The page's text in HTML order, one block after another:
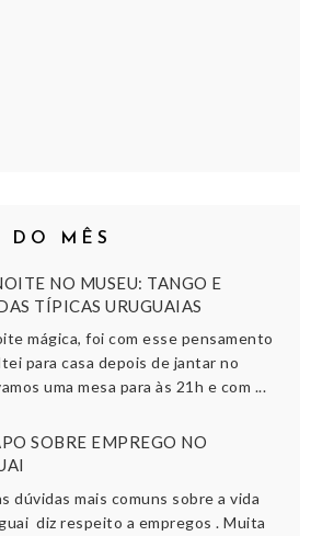
DO MÊS
NO MUSEU: TANGO E
TÍPICAS URUGUAIAS
mágica, foi com esse pensamento
para casa depois de jantar no
uma mesa para às 21h e com ...
SOBRE EMPREGO NO
dúvidas mais comuns sobre a vida
diz respeito a empregos . Muita